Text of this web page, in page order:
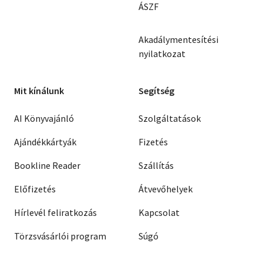
ÁSZF
Akadálymentesítési
nyilatkozat
Mit kínálunk
AI Könyvajánló
Ajándékkártyák
Bookline Reader
Előfizetés
Hírlevél feliratkozás
Törzsvásárlói program
Segítség
Szolgáltatások
Fizetés
Szállítás
Átvevőhelyek
Kapcsolat
Súgó